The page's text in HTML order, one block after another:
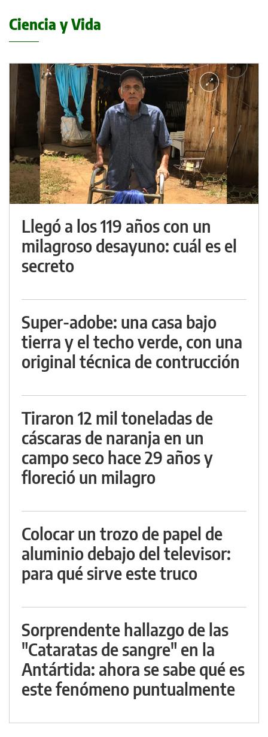
Ciencia y Vida
Llegó a los 119 años con un
milagroso desayuno: cuál es el
secreto
Super-adobe: una casa bajo
tierra y el techo verde, con una
original técnica de contrucción
Tiraron 12 mil toneladas de
cáscaras de naranja en un
campo seco hace 29 años y
floreció un milagro
Colocar un trozo de papel de
aluminio debajo del televisor:
para qué sirve este truco
Sorprendente hallazgo de las
"Cataratas de sangre" en la
Antártida: ahora se sabe qué es
este fenómeno puntualmente